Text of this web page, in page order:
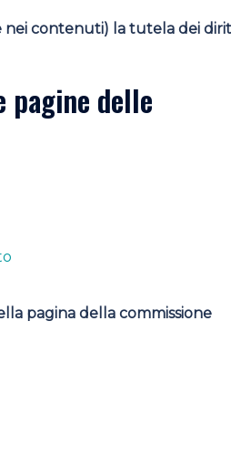
nei contenuti) la tutela dei
delle
pagina della commissione